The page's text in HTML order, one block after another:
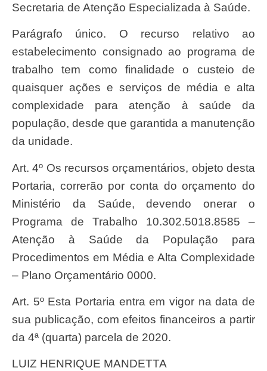
Secretaria de Atenção Especializada à Saúde.
Parágrafo único. O recurso relativo ao
estabelecimento consignado ao programa de
trabalho tem como finalidade o custeio de
quaisquer ações e serviços de média e alta
complexidade para atenção à saúde da
população, desde que garantida a manutenção
da unidade.
Art. 4º Os recursos orçamentários, objeto desta
Portaria, correrão por conta do orçamento do
Ministério da Saúde, devendo onerar o
Programa de Trabalho 10.302.5018.8585 –
Atenção à Saúde da População para
Procedimentos em Média e Alta Complexidade
– Plano Orçamentário 0000.
Art. 5º Esta Portaria entra em vigor na data de
sua publicação, com efeitos financeiros a partir
da 4ª (quarta) parcela de 2020.
LUIZ HENRIQUE MANDETTA